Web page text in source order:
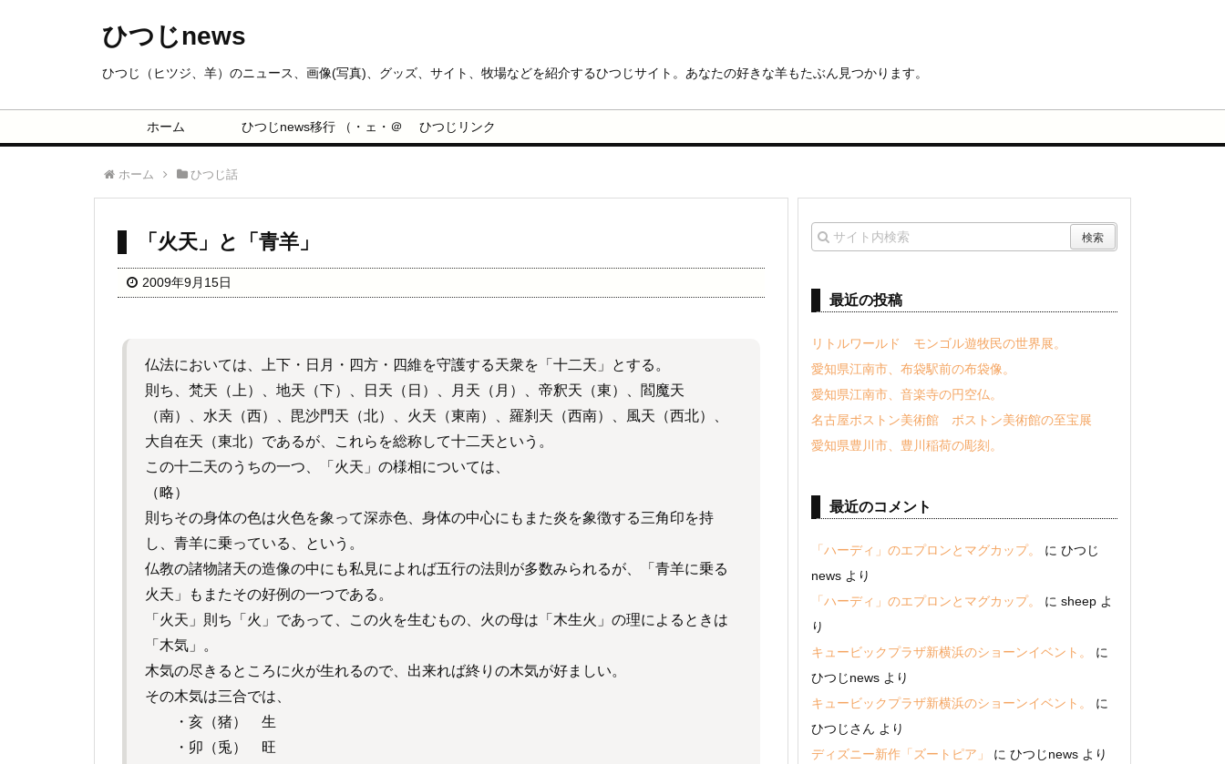
ひつじnews
ひつじ（ヒツジ、羊）のニュース、画像(写真)、グッズ、サイト、牧場などを紹介するひつじサイト。あなたの好きな羊もたぶん見つかります。
ホーム ひつじnews移行 （・ェ・＠ ひつじリンク
ホーム ひつじ話
「火天」と「青羊」
2009年9月15日
仏法においては、上下・日月・四方・四維を守護する天衆を「十二天」とする。
則ち、梵天（上）、地天（下）、日天（日）、月天（月）、帝釈天（東）、閻魔天
（南）、水天（西）、毘沙門天（北）、火天（東南）、羅刹天（西南）、風天（西北）、
大自在天（東北）であるが、これらを総称して十二天という。
この十二天のうちの一つ、「火天」の様相については、
（略）
則ちその身体の色は火色を象って深赤色、身体の中心にもまた炎を象徴する三角印を持
し、青羊に乗っている、という。
仏教の諸物諸天の造像の中にも私見によれば五行の法則が多数みられるが、「青羊に乗る
火天」もまたその好例の一つである。
「火天」則ち「火」であって、この火を生むもの、火の母は「木生火」の理によるときは
「木気」。
木気の尽きるところに火が生れるので、出来れば終りの木気が好ましい。
その木気は三合では、
・亥（猪） 生
・卯（兎） 旺
最近の投稿
リトルワールド モンゴル遊牧民の世界展。
愛知県江南市、布袋駅前の布袋像。
愛知県江南市、音楽寺の円空仏。
名古屋ボストン美術館 ボストン美術館の至宝展
愛知県豊川市、豊川稲荷の彫刻。
最近のコメント
「ハーディ」のエプロンとマグカップ。 に ひつじ
news より
「ハーディ」のエプロンとマグカップ。
に sheep よ
り
キュービックプラザ新横浜のショーンイベント。
に
ひつじnews より
キュービックプラザ新横浜のショーンイベント。
に
ひつじさん より
ディズニー新作「ズートピア」
に ひつじnews より